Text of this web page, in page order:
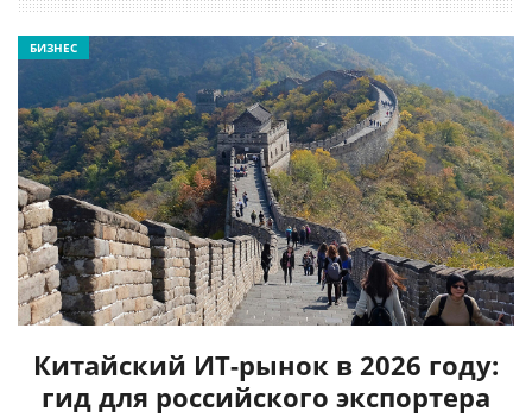
Китайский ИТ-рынок в 2026 году:
гид для российского экспортера
БИЗНЕС